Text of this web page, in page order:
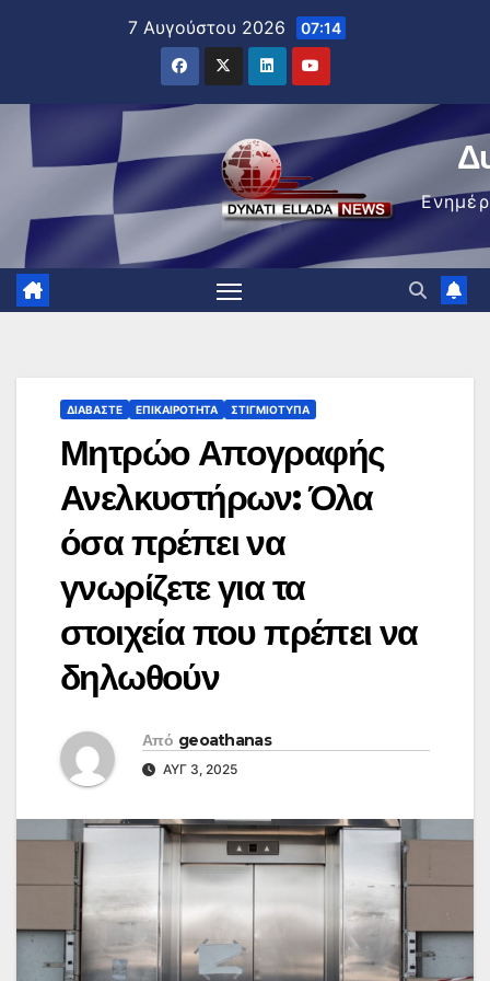
7 Αυγούστου 2026 07:14
ΔΙΑΒΆΣΤΕ ΕΠΙΚΑΙΡΌΤΗΤΑ ΣΤΙΓΜΙΌΤΥΠΑ
Μητρώο Απογραφής
Ανελκυστήρων: Όλα
όσα πρέπει να
γνωρίζετε για τα
στοιχεία που πρέπει να
δηλωθούν
Από geoathanas
ΑΥΓ 3, 2025